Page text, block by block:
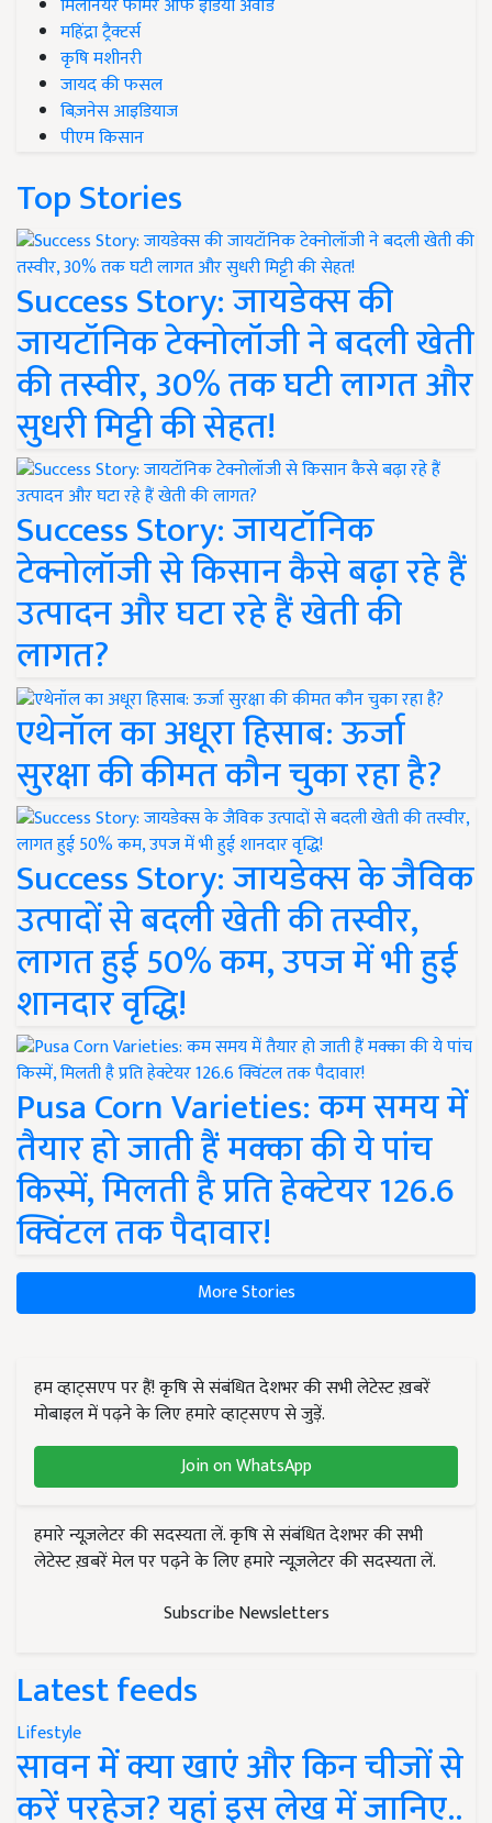
मिलेनियर फार्मर ऑफ इंडिया अवॉर्ड
महिंद्रा ट्रैक्टर्स
कृषि मशीनरी
जायद की फसल
बिज़नेस आइडियाज
पीएम किसान
Top Stories
Success Story: जायडेक्स की
जायटॉनिक टेक्नोलॉजी ने बदली खेती
की तस्वीर, 30% तक घटी लागत और
सुधरी मिट्टी की सेहत!
Success Story: जायटॉनिक
टेक्नोलॉजी से किसान कैसे बढ़ा रहे हैं
उत्पादन और घटा रहे हैं खेती की
लागत?
एथेनॉल का अधूरा हिसाब: ऊर्जा
सुरक्षा की कीमत कौन चुका रहा है?
Success Story: जायडेक्स के जैविक
उत्पादों से बदली खेती की तस्वीर,
लागत हुई 50% कम, उपज में भी हुई
शानदार वृद्धि!
Pusa Corn Varieties: कम समय में
तैयार हो जाती हैं मक्का की ये पांच
किस्में, मिलती है प्रति हेक्टेयर 126.6
क्विंटल तक पैदावार!
More Stories
हम व्हाट्सएप पर हैं! कृषि से संबंधित देशभर की सभी लेटेस्ट ख़बरें
मोबाइल में पढ़ने के लिए हमारे व्हाट्सएप से जुड़ें.
Join on WhatsApp
हमारे न्यूज़लेटर की सदस्यता लें. कृषि से संबंधित देशभर की सभी
लेटेस्ट ख़बरें मेल पर पढ़ने के लिए हमारे न्यूज़लेटर की सदस्यता लें.
Subscribe Newsletters
Latest feeds
Lifestyle
सावन में क्या खाएं और किन चीजों से
करें परहेज? यहां इस लेख में जानिए..